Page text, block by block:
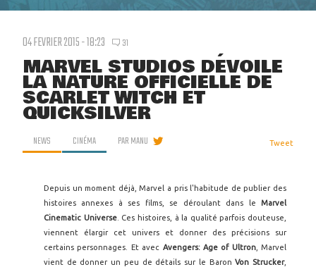
04 FEVRIER 2015 - 18:23 31
MARVEL STUDIOS DÉVOILE
LA NATURE OFFICIELLE DE
SCARLET WITCH ET
QUICKSILVER
NEWS CINÉMA PARMANU Tweet
Depuis un moment déjà, Marvel a pris l'habitude de publier des
histoires annexes à ses films, se déroulant dans le Marvel
Cinematic Universe. Ces histoires, à la qualité parfois douteuse,
viennent élargir cet univers et donner des précisions sur
certains personnages. Et avec Avengers: Age of Ultron, Marvel
vient de donner un peu de détails sur le BaronVon Strucker,